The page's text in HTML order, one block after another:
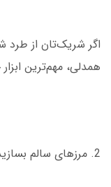
اگر شریک‌تان از
همدلی، مهم‌ترین
2. مرزهای سالم بسازید